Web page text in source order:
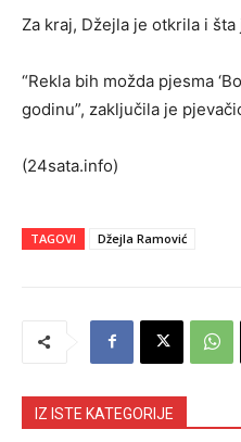
Za kraj, Džejla je otkrila i
“Rekla bih možda pjesma
godinu”, zaključila je
(24sata.info)
TAGOVI Džejla Ramović
IZ ISTE KATEGORIJE